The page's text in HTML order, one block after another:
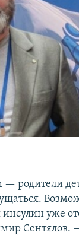
родители
инсулин уже
Сентялов.